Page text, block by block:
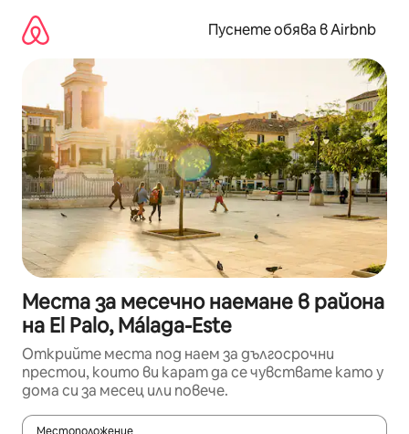
съдържанието
Пуснете обява в Airbnb
Места за месечно наемане в района
на El Palo, Málaga-Este
Открийте места под наем за дългосрочни
престои, които ви карат да се чувствате като у
дома си за месец или повече.